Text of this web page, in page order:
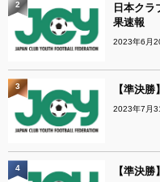
日本クラ
果速報
2023年6月
2
【準決
2023年7月
3
【準決
4